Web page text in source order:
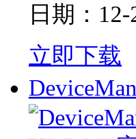
日期：12-
立即下载